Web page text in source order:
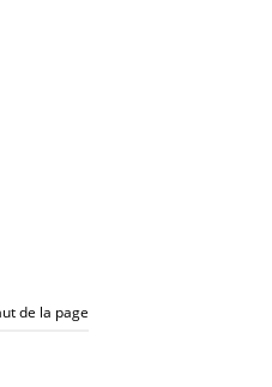
de la page